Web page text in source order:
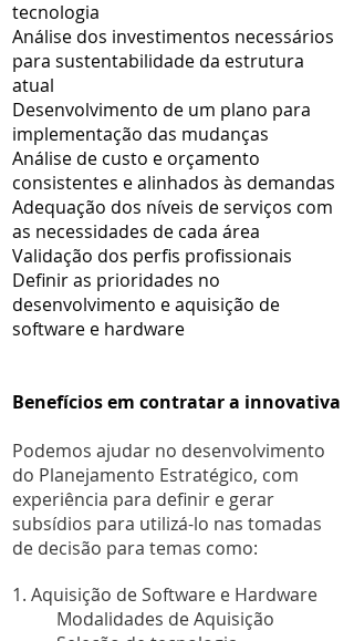
tecnologia
Análise dos investimentos necessários
para sustentabilidade da estrutura
atual
Desenvolvimento de um plano para
implementação das mudanças
Análise de custo e orçamento
consistentes e alinhados às demandas
Adequação dos níveis de serviços com
as necessidades de cada área
Validação dos perfis profissionais
Definir as prioridades no
desenvolvimento e aquisição de
software e hardware
Benefícios em contratar a innovativa
Podemos ajudar no desenvolvimento
do Planejamento Estratégico, com
experiência para definir e gerar
subsídios para utilizá-lo nas tomadas
de decisão para temas como:
1. Aquisição de Software e Hardware
Modalidades de Aquisição